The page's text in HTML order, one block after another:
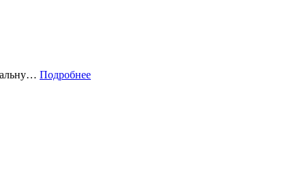
Подробнее